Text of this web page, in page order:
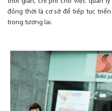
đồng thời là cơ sở để tiếp tục triển
trong tương lai.